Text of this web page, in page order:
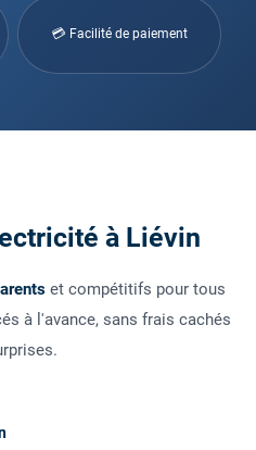
💳 Facilité de paiement
à Liévin
et compétitifs pour tous
à l'avance, sans frais cachés